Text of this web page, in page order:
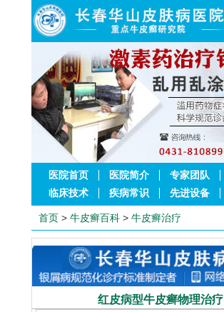
医院首页 医院简介 专家团队
临床技术
疾病常识 先进设备
首页 > 牛皮癣百科 > 牛皮癣治疗
红皮病型牛皮癣物理治疗